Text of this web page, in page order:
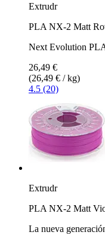
Extrudr
PLA NX-2 Matt
Next Evolution
26,49 €
(26,49 € / kg)
4.5 (20)
Extrudr
PLA NX-2 Matt
La nueva